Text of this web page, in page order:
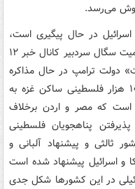
می‌رسد.
اسرائیل در حال پیگیری است،
کشور آلبانی است. اولین بار این خبر را «آمیت سگال سردبیر کانال خبر ۱۲
دولت ترامپ در حال مذاکره
با دولت آلبانی درباره مهاجرت بیش از ۱۰۰ هزار فلسطینی ساکن غزه به
که مصر و اردن برخلاف
پناهجویان فلسطینی
ثالثی و پیشنهاد آلبانی و
و اسرائیل پیشنهاد شده است
در این کشورها شکل جدی